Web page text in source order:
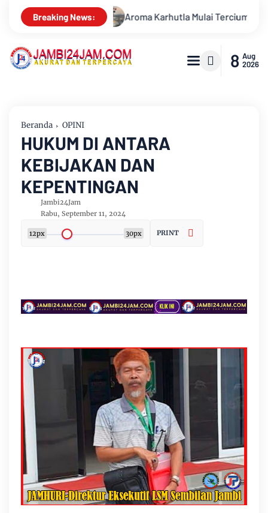
Breaking News:
Mulai Tercium di Kota Jambi, Warga Diminta Waspada Hadapi
8 Aug
2026
Beranda OPINI
HUKUM DI ANTARA
KEBIJAKAN DAN
KEPENTINGAN
Jambi24Jam
Rabu, September 11, 2024
12px 30px PRINT